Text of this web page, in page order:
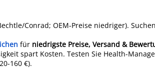
Conrad; OEM-Preise niedriger).
für niedrigste Preise, Versand &
spart Kosten. Testen Sie Health-
160 €).